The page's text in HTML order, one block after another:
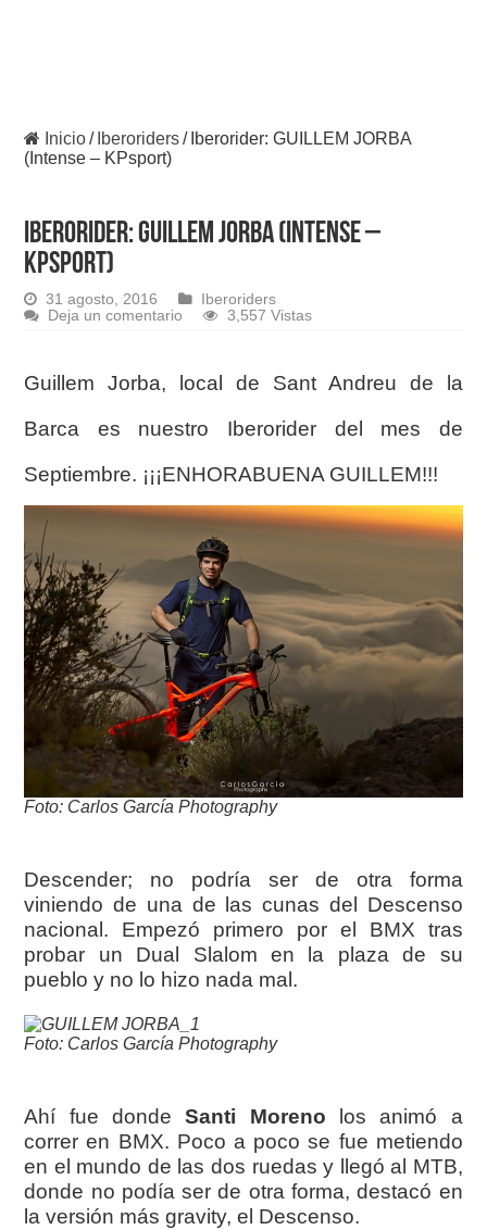
Inicio/ Iberoriders/ Iberorider: GUILLEM JORBA
(Intense – KPsport)
Iberorider: GUILLEM JORBA (Intense –
KPsport)
31 agosto, 2016
Iberoriders
Deja un comentario
3,557 Vistas
Guillem Jorba, local de Sant Andreu de la
Barca es nuestro Iberorider del mes de
Septiembre. ¡¡¡ENHORABUENA GUILLEM!!!
Foto: Carlos García Photography
Descender; no podría ser de otra forma
viniendo de una de las cunas del Descenso
nacional. Empezó primero por el BMX tras
probar un Dual Slalom en la plaza de su
pueblo y no lo hizo nada mal.
Foto: Carlos García Photography
Ahí fue dondeSanti Moreno los animó a
correr en BMX. Poco a poco se fue metiendo
en el mundo de las dos ruedas y llegó al MTB,
donde no podía ser de otra forma, destacó en
la versión más gravity, el Descenso.